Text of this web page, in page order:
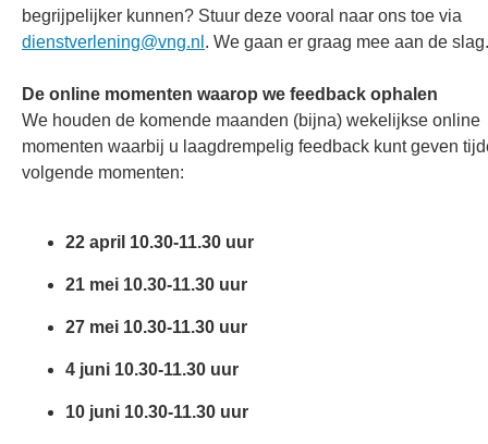
begrijpelijker kunnen? Stuur deze vooral naar ons toe via
dienstverlening@vng.nl . We gaan er graag mee aan de slag.
De online momenten waarop we feedback ophalen
We houden de komende maanden (bijna) wekelijkse online
momenten waarbij u laagdrempelig feedback kunt geven
volgende momenten:
22 april 10.30-11.30 uur
21 mei 10.30-11.30 uur
27 mei 10.30-11.30 uur
4 juni 10.30-11.30 uur
10 juni 10.30-11.30 uur